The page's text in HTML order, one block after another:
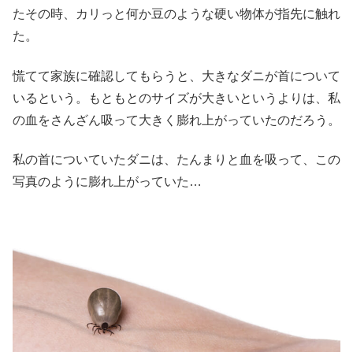
たその時、カリっと何か豆のような硬い物体が指先に触れ
た。
慌てて家族に確認してもらうと、大きなダニが首について
いるという。もともとのサイズが大きいというよりは、私
の血をさんざん吸って大きく膨れ上がっていたのだろう。
私の首についていたダニは、たんまりと血を吸って、この
写真のように膨れ上がっていた…